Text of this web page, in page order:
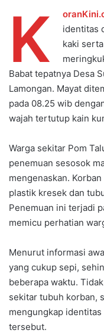
K
identitas
kaki
Babat tepatnya Desa
Lamongan. Mayat
pada 08.25 wib
wajah tertutup kain
Warga sekitar Pom
penemuan sesosok
mengenaskan.
plastik kresek dan
Penemuan ini terjadi
memicu perhatian
Menurut informasi
yang cukup sepi,
beberapa waktu.
sekitar tubuh korban,
mengungkap
tersebut.